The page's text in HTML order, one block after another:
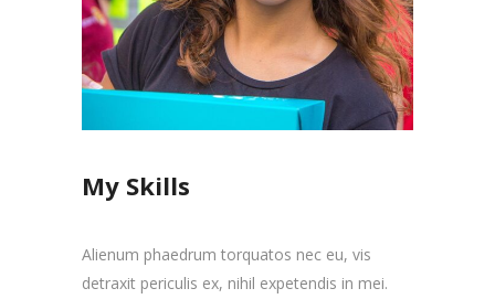
My Skills
Alienum phaedrum torquatos nec eu, vis
detraxit periculis ex, nihil expetendis in mei.